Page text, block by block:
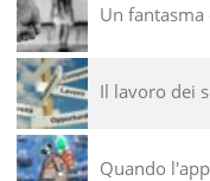
Un fantasma
Il lavoro dei
Quando